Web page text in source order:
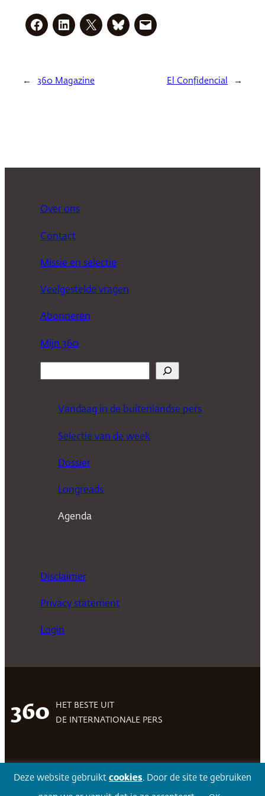
← 360 Magazine El Confidencial →
Over ons
Contact
Missie en selectie
Veelgestelde vragen
Abonneren
Mijn 360
Vandaag in de buitenlandse pers
Selectie van de week
Dossier
Longreads
Agenda
Disclaimer
Privacy statement
Login
360
HET BESTE UIT
DE INTERNATIONALE PERS
Volg 360Facebook LinkedIn Twitter
Deze website gebruikt cookies. Door de site te gebruiken